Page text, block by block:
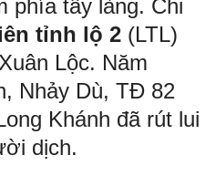
phía tây làng. Chi
tỉnh lộ 2 (LTL)
Lộc. Năm
Nhảy Dù, TĐ 82
Khánh đã rút lui
dịch.